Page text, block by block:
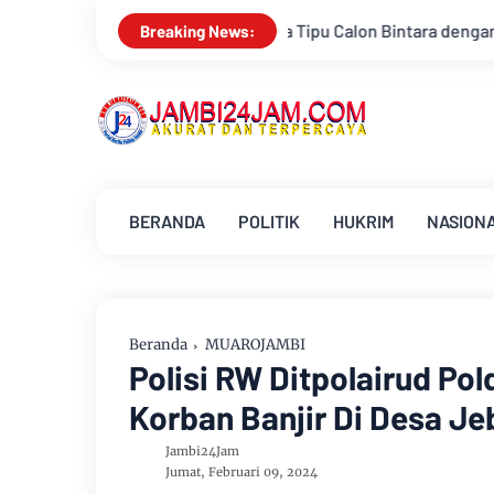
Breaking News:
Tipu Calon Bintara dengan Janji Kelulusan Konsisten
BERANDA POLITIK HUKRIM
Beranda MUAROJAMBI
Polisi RW Ditpolairud
Korban Banjir Di Desa
Jambi24Jam
Jumat, Februari 09, 2024